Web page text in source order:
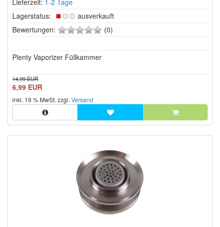
Lieferzeit: 1-2 Tage
Lagerstatus:
ausverkauft
Bewertungen:
0(0)
Plenty Vaporizer Füllkammer
14,99 EUR
6,99 EUR
inkl. 19 % MwSt. zzgl. Versand